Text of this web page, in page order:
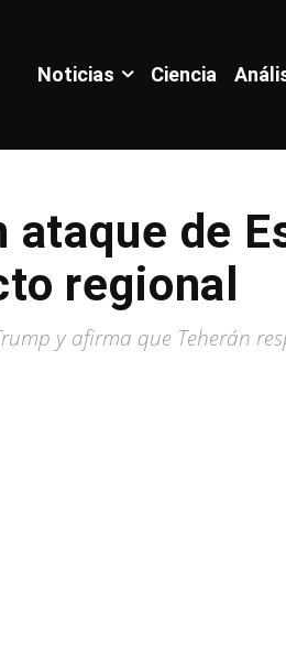
Noticias Ciencia
de
regional
y afirma que Teherán